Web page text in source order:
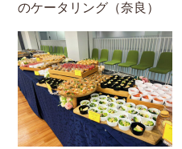
のケータリング（奈良）